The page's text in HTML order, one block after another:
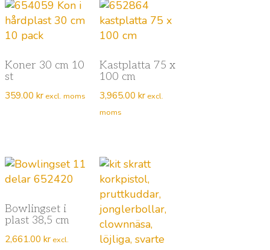
Koner 30 cm 10
st
359.00 kr excl. moms
Kastplatta 75 x
100 cm
3,965.00kr excl.
moms
Bowlingset i
plast 38,5 cm
2,661.00 kr excl.